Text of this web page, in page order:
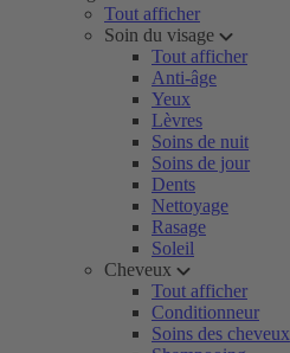
Tout afficher
Soin du visage
Tout afficher
Anti-âge
Yeux
Lèvres
Soins de nuit
Soins de jour
Dents
Nettoyage
Rasage
Soleil
Cheveux
Tout afficher
Conditionneur
Soins des cheveux